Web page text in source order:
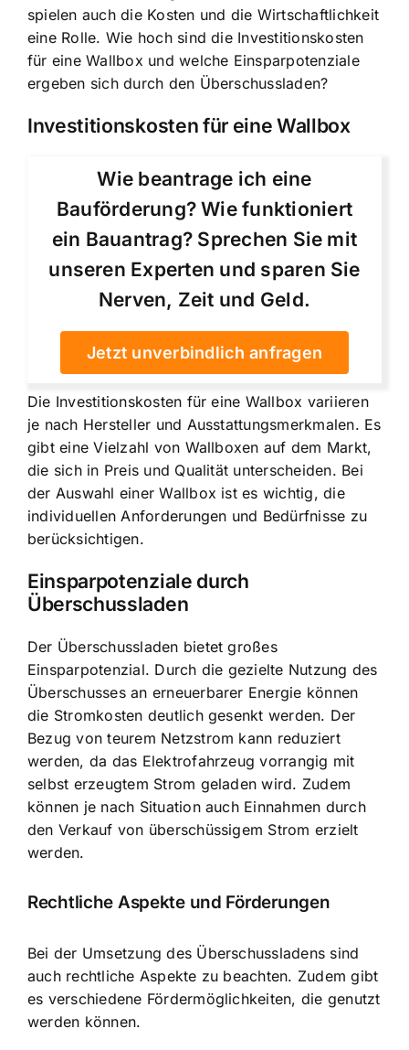
spielen auch die Kosten und die Wirtschaftlichkeit
eine Rolle. Wie hoch sind die Investitionskosten
für eine Wallbox und welche Einsparpotenziale
ergeben sich durch den Überschussladen?
Investitionskosten für eine Wallbox
Wie beantrage ich eine
Bauförderung? Wie funktioniert
ein Bauantrag? Sprechen Sie mit
unseren Experten und sparen Sie
Nerven, Zeit und Geld.
Jetzt unverbindlich anfragen
Die Investitionskosten für eine Wallbox variieren
je nach Hersteller und Ausstattungsmerkmalen. Es
gibt eine Vielzahl von Wallboxen auf dem Markt,
die sich in Preis und Qualität unterscheiden. Bei
der Auswahl einer Wallbox ist es wichtig, die
individuellen Anforderungen und Bedürfnisse zu
berücksichtigen.
Einsparpotenziale durch
Überschussladen
Der Überschussladen bietet großes
Einsparpotenzial. Durch die gezielte Nutzung des
Überschusses an erneuerbarer Energie können
die Stromkosten deutlich gesenkt werden. Der
Bezug von teurem Netzstrom kann reduziert
werden, da das Elektrofahrzeug vorrangig mit
selbst erzeugtem Strom geladen wird. Zudem
können je nach Situation auch Einnahmen durch
den Verkauf von überschüssigem Strom erzielt
werden.
Rechtliche Aspekte und Förderungen
Bei der Umsetzung des Überschussladens sind
auch rechtliche Aspekte zu beachten. Zudem gibt
es verschiedene Fördermöglichkeiten, die genutzt
werden können.